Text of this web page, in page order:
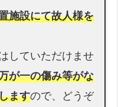
のお迎えの流れ
お迎えの流れ
施設にて故人様を
していただけませ
が一の傷み等がな
ますので、どうぞ